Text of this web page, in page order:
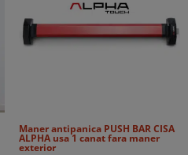
Maner antipanica PUSH BAR CISA
ALPHA usa 1 canat fara maner
exterior